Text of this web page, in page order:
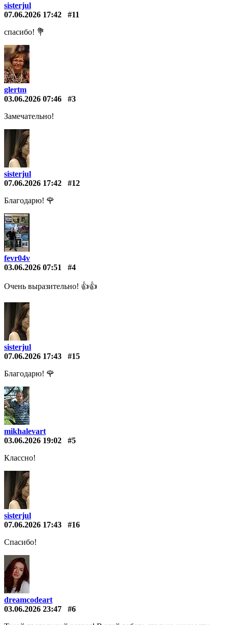
sisterjul
07.06.2026 17:42
#11
спасибо! 💐
glertm
03.06.2026 07:46
#3
Замечательно!
sisterjul
07.06.2026 17:42
#12
Благодарю! 🌹
fevr04v
03.06.2026 07:51
#4
Очень выразительно! 👍👍
sisterjul
07.06.2026 17:43
#15
Благодарю! 🌹
mikhalevart
03.06.2026 19:02
#5
Классно!
sisterjul
07.06.2026 17:43
#16
Спасибо!
dreamcodeart
03.06.2026 23:47
#6